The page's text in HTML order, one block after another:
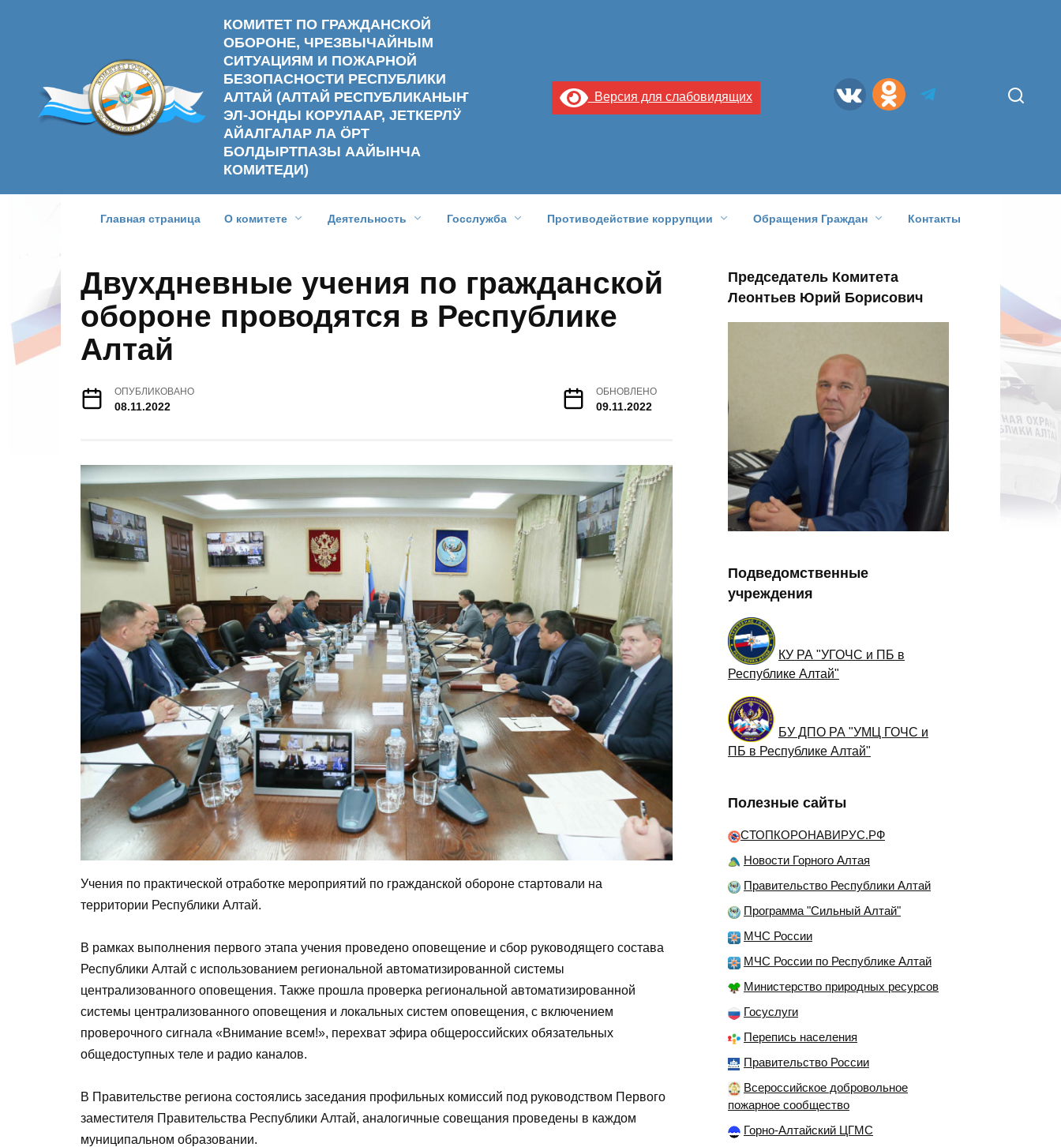
КОМИТЕТ ПО ГРАЖДАНСКОЙ
ОБОРОНЕ, ЧРЕЗВЫЧАЙНЫМ
СИТУАЦИЯМ И ПОЖАРНОЙ
БЕЗОПАСНОСТИ РЕСПУБЛИКИ
АЛТАЙ (АЛТАЙ РЕСПУБЛИКАНЫҤ
ЭЛ-ЈОНДЫ КОРУЛААР, ЈЕТКЕРЛӰ
АЙАЛГАЛАР ЛА ӦРТ
БОЛДЫРТПАЗЫ ААЙЫНЧА
КОМИТЕДИ)
Версия для слабовидящих
Главная страница О комитете Деятельность Госслужба Противодействие коррупции Обращения Граждан Контакты
Двухдневные учения по гражданской
обороне проводятся в Республике
Алтай
ОПУБЛИКОВАНО
08.11.2022
ОБНОВЛЕНО
09.11.2022
Учения по практической отработке мероприятий по гражданской обороне стартовали на
территории Республики Алтай.
В рамках выполнения первого этапа учения проведено оповещение и сбор руководящего состава
Республики Алтай с использованием региональной автоматизированной системы
централизованного оповещения. Также прошла проверка региональной автоматизированной
системы централизованного оповещения и локальных систем оповещения, с включением
проверочного сигнала «Внимание всем!», перехват эфира общероссийских обязательных
общедоступных теле и радио каналов.
В Правительстве региона состоялись заседания профильных комиссий под руководством Первого
заместителя Правительства Республики Алтай, аналогичные совещания проведены в каждом
муниципальном образовании.
Председатель Комитета
Леонтьев Юрий Борисович
Подведомственные
учреждения
КУ РА "УГОЧС и ПБ в
Республике Алтай"
БУ ДПО РА "УМЦ ГОЧС и
ПБ в Республике Алтай"
Полезные сайты
СТОПКОРОНАВИРУС.РФ
Новости Горного Алтая
Правительство Республики Алтай
Программа "Сильный Алтай"
МЧС России
МЧС России по Республике Алтай
Министерство природных ресурсов
Госуслуги
Перепись населения
Правительство России
Всероссийское добровольное
пожарное сообщество
Горно-Алтайский ЦГМС